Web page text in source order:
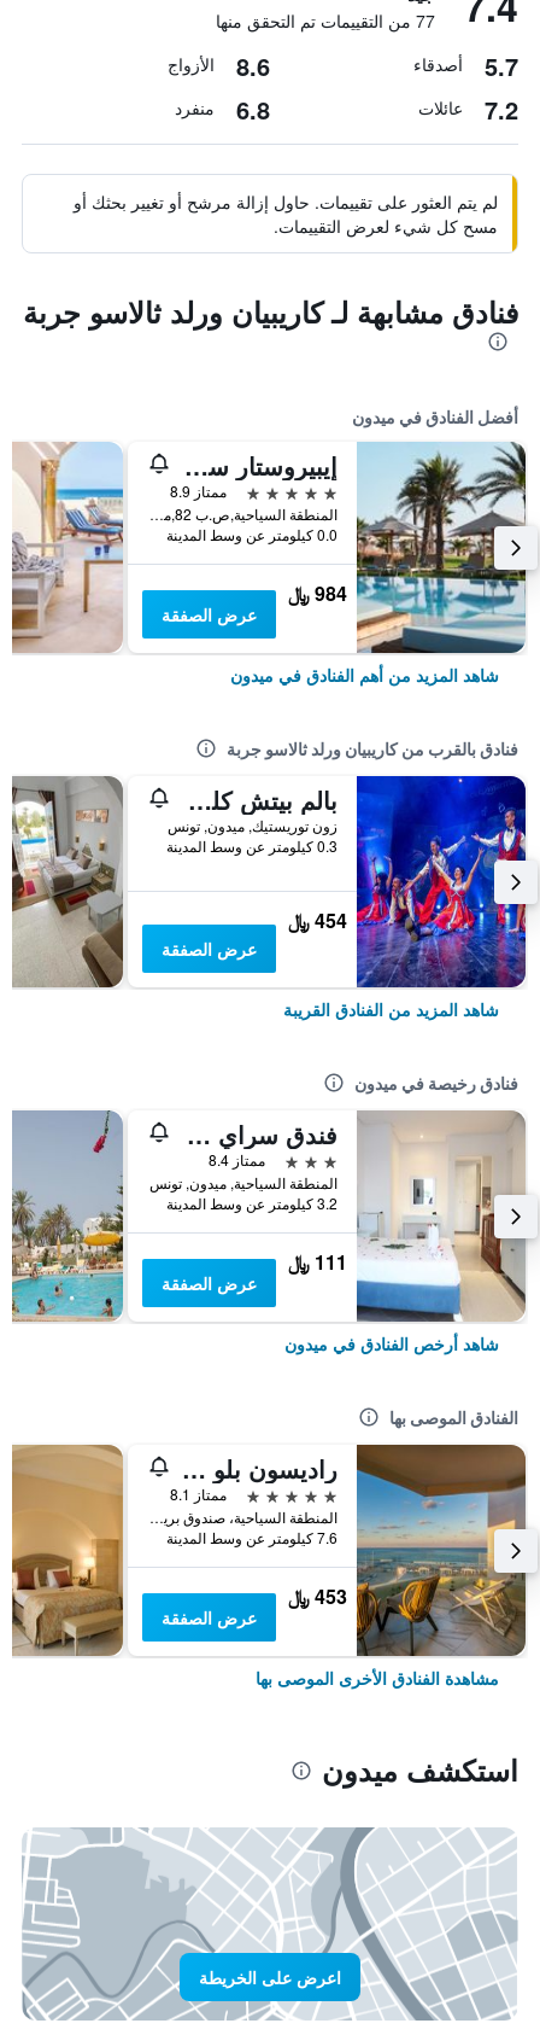
77 من التقييمات تم التحقق منها
5.7 أصدقاء 8.6 الأزواج
7.2 عائلات 6.8 منفرد
لم يتم العثور على تقييمات. حاول إزالة مرشح أو تغيير بحثك أو
مسح كل شيء لعرض التقييمات.
فنادق مشابهة لـ كاريبيان ورلد ثالاسو جربة
أفضل الفنادق في ميدون
إيبيروستار سيلكشن إيوليا جربة
5 نجوم
ممتاز 8.9
المنطقة السياحية,ص.ب 82,ميدون, تونس, ميدون, تونس
0.0 كيلومتر عن وسط المدينة
984 ﷼
عرض الصفقة
شاهد المزيد من أهم الفنادق في ميدون
فنادق بالقرب من كاريبيان ورلد ثالاسو جربة
بالم بيتش كلوب في جربة
زون توريستيك, ميدون, تونس
0.3 كيلومتر عن وسط المدينة
454 ﷼
عرض الصفقة
شاهد المزيد من الفنادق القريبة
فنادق رخيصة في ميدون
فندق سراي جربة
3 نجوم
ممتاز 8.4
المنطقة السياحية, ميدون, تونس
3.2 كيلومتر عن وسط المدينة
111 ﷼
عرض الصفقة
شاهد أرخص الفنادق في ميدون
الفنادق الموصى بها
راديسون بلو أثيني بالاس ريزورت آند ثالاسو، جربة
5 نجوم
ممتاز 8.1
المنطقة السياحية، صندوق بريد 712, ميدون, تونس
7.6 كيلومتر عن وسط المدينة
453 ﷼
عرض الصفقة
مشاهدة الفنادق الأخرى الموصى بها
استكشف ميدون
اعرض على الخريطة